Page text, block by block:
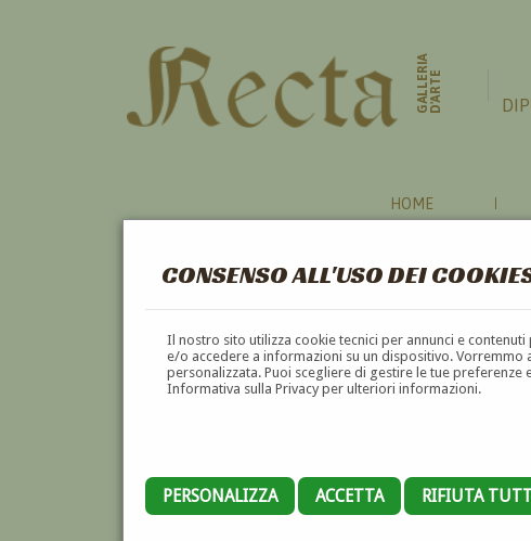
CONSENSO ALL'USO DEI
Il nostro sito utilizza cookie tecnici per annunci e
e/o accedere a informazioni su un dispositivo.
personalizzata. Puoi scegliere di gestire le tue
Informativa sulla Privacy per ulteriori informazioni.
PERSONALIZZA ACCETTA RIFIUTA
GALLERIAD'ARTE
HOME
ANTONINO LICATA